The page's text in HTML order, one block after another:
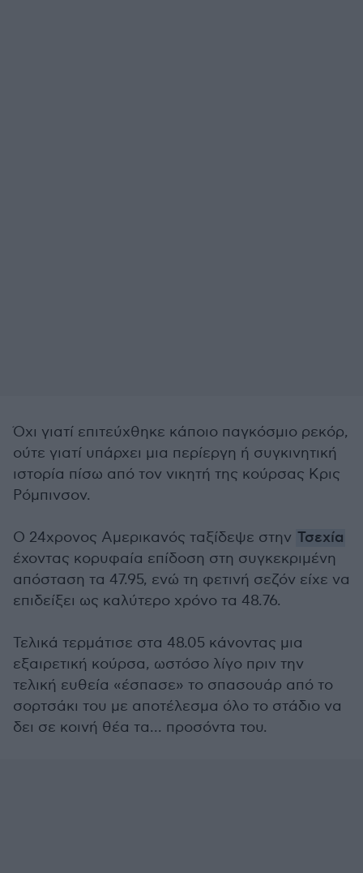
Όχι γιατί επιτεύχθηκε κάποιο παγκόσμιο ρεκόρ,
ούτε γιατί υπάρχει μια περίεργη ή συγκινητική
ιστορία πίσω από τον νικητή της κούρσας Κρις
Ρόμπινσον.
Ο 24χρονος Αμερικανός ταξίδεψε στην Τσεχία
έχοντας κορυφαία επίδοση στη συγκεκριμένη
απόσταση τα 47.95, ενώ τη φετινή σεζόν είχε να
επιδείξει ως καλύτερο χρόνο τα 48.76.
Τελικά τερμάτισε στα 48.05 κάνοντας μια
εξαιρετική κούρσα, ωστόσο λίγο πριν την
τελική ευθεία «έσπασε» το σπασουάρ από το
σορτσάκι του με αποτέλεσμα όλο το στάδιο να
δει σε κοινή θέα τα... προσόντα του.